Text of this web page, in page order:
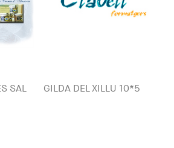
SAL
GILDA DEL XILLU 10*5